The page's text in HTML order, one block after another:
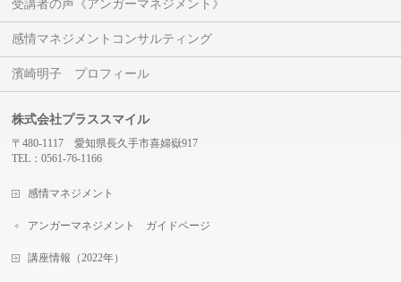
受講者の声《アンガーマネジメント》
感情マネジメントコンサルティング
濱崎明子 プロフィール
株式会社プラススマイル
〒480-1117 愛知県長久手市喜婦嶽917
TEL：0561-76-1166
感情マネジメント
アンガーマネジメント ガイドページ
講座情報（2022年）